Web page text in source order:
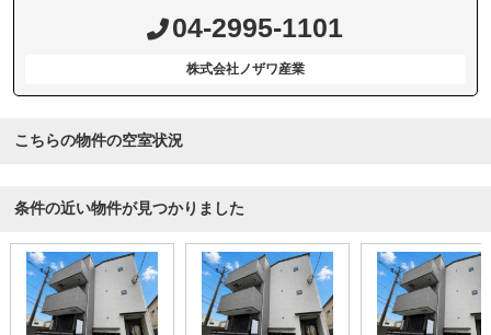
04-2995-1101
株式会社ノザワ産業
こちらの物件の空室状況
条件の近い物件が見つかりました